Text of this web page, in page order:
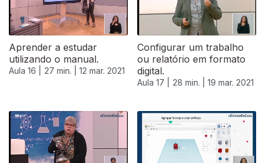
Aprender a estudar
utilizando o manual.
Aula 16 | 27 min. | 12 mar. 2021
Configurar um trabalho
ou relatório em formato
digital.
Aula 17 | 28 min. | 19 mar. 2021